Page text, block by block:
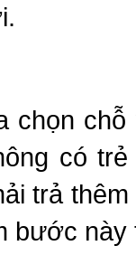
chọn
có
trả
bước